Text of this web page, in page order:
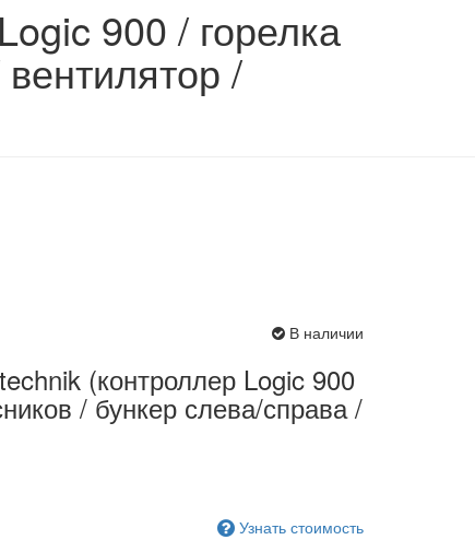
900 / горелка
/
В наличии
(контроллер Logic 900
/ бункер слева/справа /
Узнать стоимость